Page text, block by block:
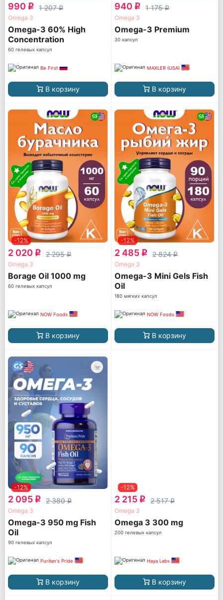
990 q 1 207q
Omega 3
Omega-3 60% High
Concentration
60 гелевых капсул
Be First
В корзину
940 q 1 175q
Omega 3
Omega-3 Premium
30 капсул
MAXLER (USA)
В корзину
-12%
2 020 q 2 295q
Omega 3
Borage Oil 1000 mg
60 гелевых капсул
NOW Foods
В корзину
-12%
2 485 q 2 824q
Omega 3
Omega-3 Mini Gels Fish
Oil
180 мягких капсул
NOW Foods
В корзину
-12%
2 095 q 2 380q
Omega 3
Omega-3 950 mg Fish
Oil
90 гелевых капсул
Puritan's Pride
В корзину
-12%
2 215 q 2 517q
Omega 3
Omega 3 300 mg
200 гелевых капсул
Haya Labs
В корзину